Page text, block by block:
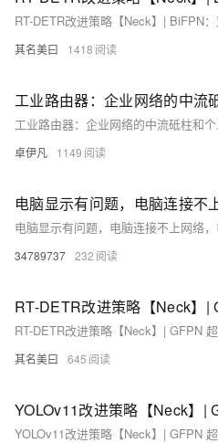
其名美曰 1418
卓伊凡 1149
34789737 232
其名美曰 645